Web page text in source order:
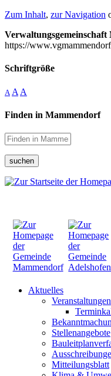
Zum Inhalt, zur Navigation
https://
Schriftgröße
A A A
Finden in Mammendorf
suchen
Aktuelles
Veranstaltungen
Stellenangebote
Mitteilungsblatt